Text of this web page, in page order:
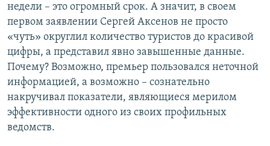
недели – это огромный срок. А значит, в своем
первом заявлении Сергей Аксенов не просто
«чуть» округлил количество туристов до красивой
цифры, а представил явно завышенные данные.
Почему? Возможно, премьер пользовался неточной
информацией, а возможно – сознательно
накручивал показатели, являющиеся мерилом
эффективности одного из своих профильных
ведомств.